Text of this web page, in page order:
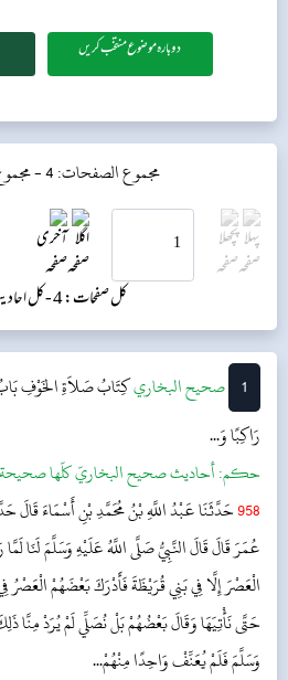
دوبارہ موضوع منتخب کریں
مجموع الصفحات: 4 -
کل صفحات: 4 - کل
1 ‌‌صحيح البخاريکِتَابُ صَلاَةِ الخَوْفِ
رَاكِبًا وَ...
حکم:أحاديث صحيح البخاريّ كلّها صحيحة
958حَدَّثَنَا عَبْدُ اللَّهِ بْنُ مُحَمَّدِ بْنِ أَسْمَاءَ قَالَ
عُمَرَ قَالَ قَالَ النَّبِيُّ صَلَّى اللَّهُ عَلَيْهِ وَسَلَّمَ لَنَا
الْعَصْرَ إِلَّا فِي بَنِي قُرَيْظَةَ فَأَدْرَكَ بَعْضَهُمْ الْعَصْرُ
حَتَّى نَأْتِيَهَا وَقَالَ بَعْضُهُمْ بَلْ نُصَلِّي لَمْ يُرَدْ مِنَّا
وَسَلَّمَ فَلَمْ يُعَنِّفْ وَاحِدًا مِنْهُمْ...